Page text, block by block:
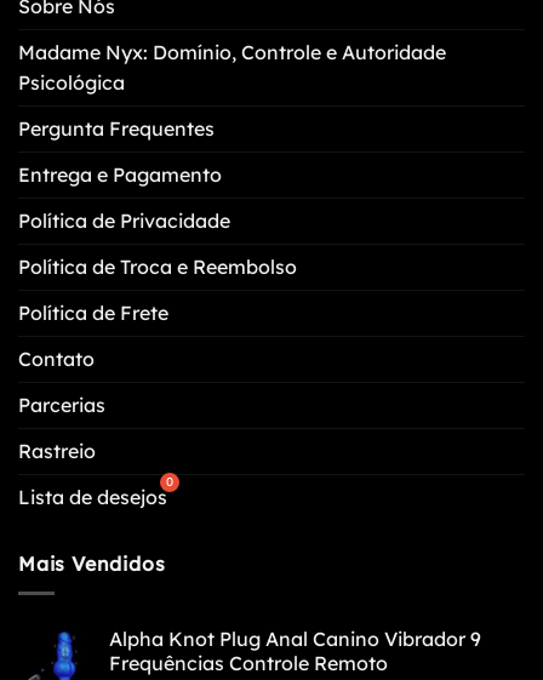
ser
na
página
produto
Sobre Nós
Madame Nyx: Domínio, Controle e Autoridade
Psicológica
Pergunta Frequentes
Entrega e Pagamento
Política de Privacidade
Política de Troca e Reembolso
Política de Frete
Contato
Parcerias
Rastreio
Lista de desejos
Mais Vendidos
Alpha Knot Plug Anal Canino Vibrador 9
Frequências Controle Remoto